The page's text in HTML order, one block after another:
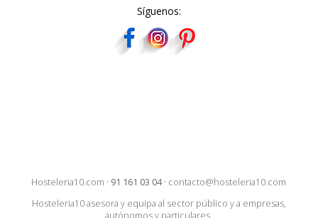
Síguenos:
Hosteleria10.com · 91 161 03 04· contacto@hosteleria10.com
Hosteleria10 asesora y equipa al sector público y a empresas,
autónomos y particulares.